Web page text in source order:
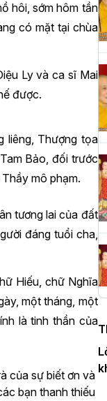
hôi, sớm hôm tần
có mặt tại chùa
Ly và ca sĩ Mai
được.
liêng, Thượng tọa
Bảo, đối trước
mô phạm.
tương lai của đất
đáng tuổi cha,
Hiếu, chữ Nghĩa
một tháng, một
là tinh thần của
của sự biết ơn và
bạn thanh thiếu